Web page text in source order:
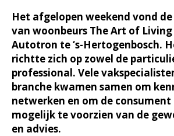
Het afgelopen weekend vond
van woonbeurs The Art of
Autotron te ‘s-Hertogenbosch.
richtte zich op zowel de
professional. Vele
branche kwamen samen om
netwerken en om de consument
mogelijk te voorzien van de
en advies.